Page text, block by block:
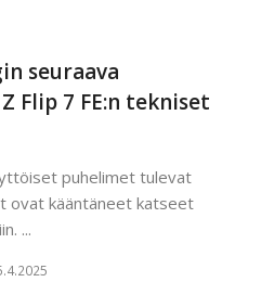
seuraava
Flip 7 FE:n tekniset
puhelimet tulevat
ovat kääntäneet katseet
...